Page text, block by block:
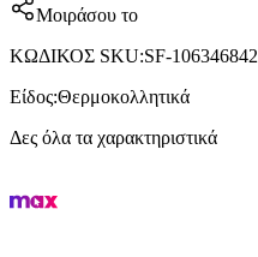
Μοιράσου το
ΚΩΔΙΚΟΣ SKU:SF-106346842
Είδος:Θερμοκολλητικά
Δες όλα τα χαρακτηριστικά